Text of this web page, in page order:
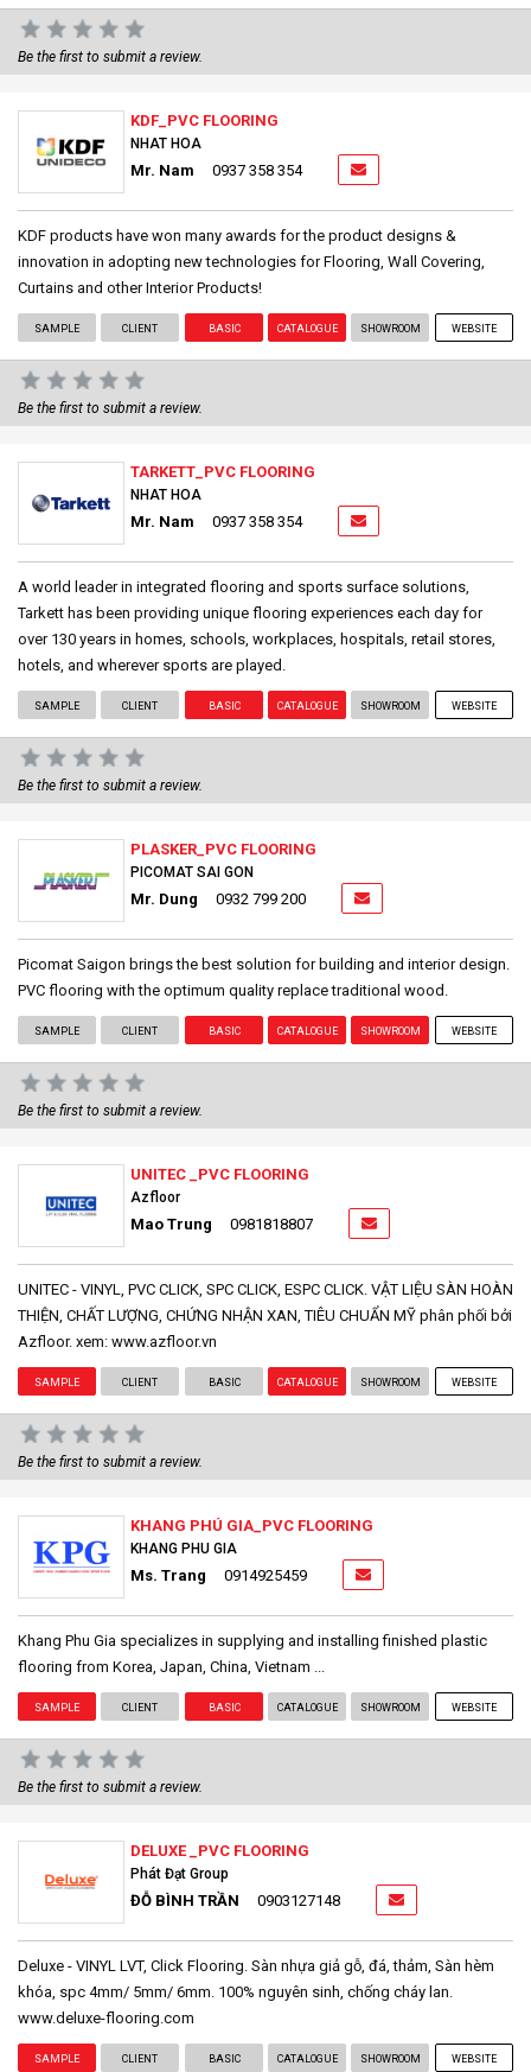
Be the first to submit a review.
KDF_PVC FLOORING
NHAT HOA
Mr. Nam 0937 358 354
KDF products have won many awards for the product designs &
innovation in adopting new technologies for Flooring, Wall Covering,
Curtains and other Interior Products!
SAMPLE CLIENT BASIC CATALOGUE SHOWROOM WEBSITE
Be the first to submit a review.
TARKETT_PVC FLOORING
NHAT HOA
Mr. Nam 0937 358 354
A world leader in integrated flooring and sports surface solutions,
Tarkett has been providing unique flooring experiences each day for
over 130 years in homes, schools, workplaces, hospitals, retail stores,
hotels, and wherever sports are played.
SAMPLE CLIENT BASIC CATALOGUE SHOWROOM WEBSITE
Be the first to submit a review.
PLASKER_PVC FLOORING
PICOMAT SAI GON
Mr. Dung 0932 799 200
Picomat Saigon brings the best solution for building and interior design.
PVC flooring with the optimum quality replace traditional wood.
SAMPLE CLIENT BASIC CATALOGUE SHOWROOM WEBSITE
Be the first to submit a review.
UNITEC _PVC FLOORING
Azfloor
Mao Trung 0981818807
UNITEC - VINYL, PVC CLICK, SPC CLICK, ESPC CLICK. VẬT LIỆU SÀN HOÀN
THIỆN, CHẤT LƯỢNG, CHỨNG NHẬN XAN, TIÊU CHUẨN MỸ phân phối bởi
Azfloor. xem: www.azfloor.vn
SAMPLE CLIENT BASIC CATALOGUE SHOWROOM WEBSITE
Be the first to submit a review.
KHANG PHÚ GIA_PVC FLOORING
KHANG PHU GIA
Ms. Trang 0914925459
Khang Phu Gia specializes in supplying and installing finished plastic
flooring from Korea, Japan, China, Vietnam ...
SAMPLE CLIENT BASIC CATALOGUE SHOWROOM WEBSITE
Be the first to submit a review.
DELUXE _PVC FLOORING
Phát Đạt Group
ĐỖ BÌNH TRẦN 0903127148
Deluxe - VINYL LVT, Click Flooring. Sàn nhựa giả gỗ, đá, thảm, Sàn hèm
khóa, spc 4mm/ 5mm/ 6mm. 100% nguyên sinh, chống cháy lan.
www.deluxe-flooring.com
SAMPLE CLIENT BASIC CATALOGUE SHOWROOM WEBSITE